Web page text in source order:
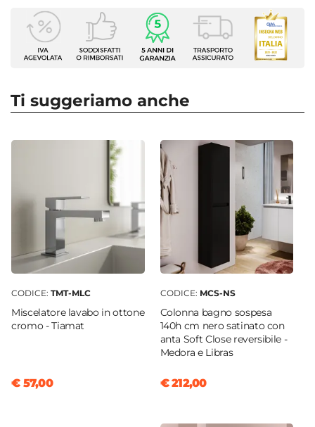
accresce la luminosità e la profondità del bagno.
Caratteristiche Mobile
Larghezza
99,7 cm
Altezza
Cassetti
Satinata
Materiale Mobile
Frontale
Dritto
Chiusura
Ti suggeriamo anche
CODICE: TMT-MLC
Miscelatore lavabo in ottone
cromo - Tiamat
€ 57,00
CODICE: MCS-NS
Colonna bagno sospesa
140h cm nero satinato con
anta Soft Close reversibile -
Medora e Libras
€ 212,00